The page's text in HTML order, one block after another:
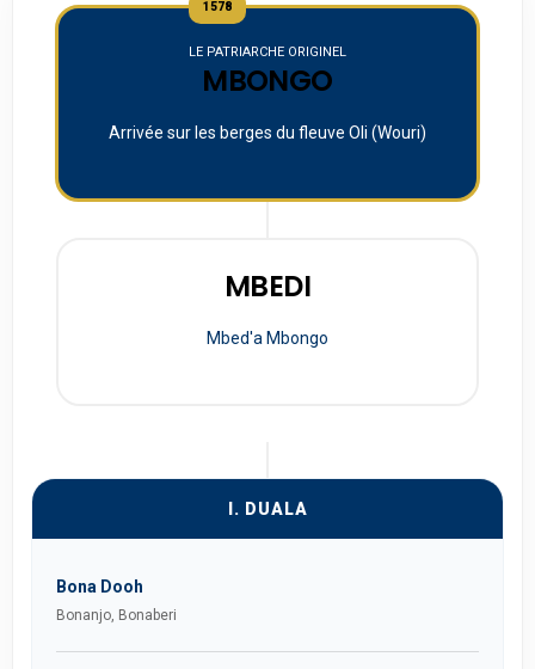
1578
LE PATRIARCHE ORIGINEL
MBONGO
Arrivée sur les berges du fleuve Oli (Wouri)
MBEDI
Mbed'a Mbongo
I. DUALA
Bona Dooh
Bonanjo, Bonaberi